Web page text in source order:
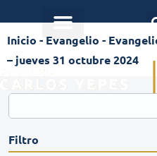
Inicio - Evangelio -
– jueves 31 octubre 2024
Filtro